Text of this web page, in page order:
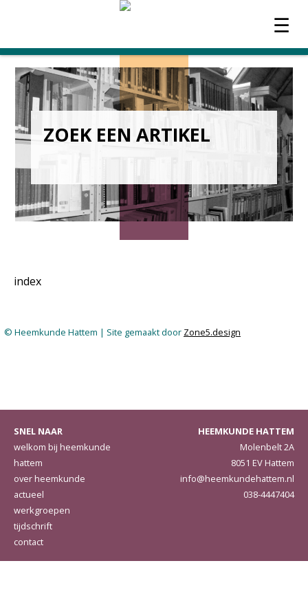
☰
OVER HEEMKUNDE
ACTUEEL
WERKGROEPEN
TIJDSCHRIFT
CONTACT
ZOEK EEN ARTIKEL
index
SNEL NAAR
welkom bij heemkunde
hattem
over heemkunde
actueel
werkgroepen
tijdschrift
contact
HEEMKUNDE HATTEM
Molenbelt 2A
8051 EV Hattem
info@heemkundehattem.nl
038-4447404
© Heemkunde Hattem | Site gemaakt door Zone5.design